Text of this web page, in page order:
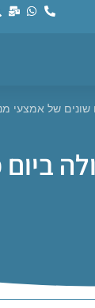
שונים של אמצעי
ביום